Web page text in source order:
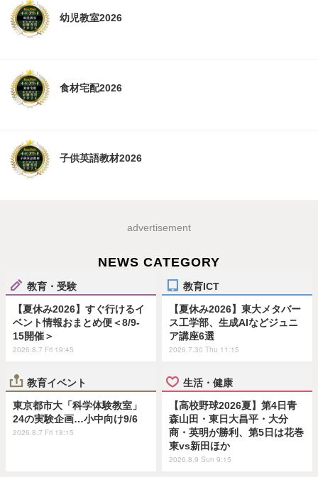
幼児教室2026
食材宅配2026
子供英語教材2026
advertisement
NEWS CATEGORY
教育・受験
【夏休み2026】すぐ行けるイ
ベント情報おまとめ便＜8/9-
15開催＞
2026.8.7 Fri 19:45
教育ICT
【夏休み2026】東大メタバー
ス工学部、生成AIなどジュニ
ア講座6選
2026.7.30 Thu 11:15
教育イベント
東京都市大「科学体験教室」
24の実験企画…小中向け9/6
2026.8.7 Fri 18:15
生活・健康
【高校野球2026夏】第4日青
森山田・東日大昌平・大分
商・英明が勝利、第5日は花巻
東vs新田ほか
2026.8.9 Sun 9:15